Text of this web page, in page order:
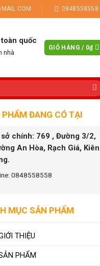
0848558558
quốc
nhà
GIỎ HÀNG / 0₫
PHẨM ĐANG CÓ TẠI
sở chính: 769 , Đường 3/2,
An Hòa, Rạch Giá, Kiên
0848558558
MỤC SẢN PHẨM
THIỆU
PHẨM